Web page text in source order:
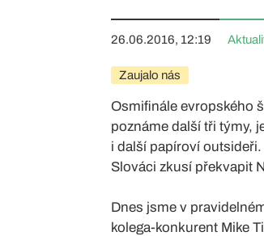
26.06.2016, 12:19
Zaujalo nás
Osmifinále evropského
poznáme další tři týmy,
i další papíroví
Slováci zkusí překvapit
Dnes jsme v
kolega-konkurent Mike